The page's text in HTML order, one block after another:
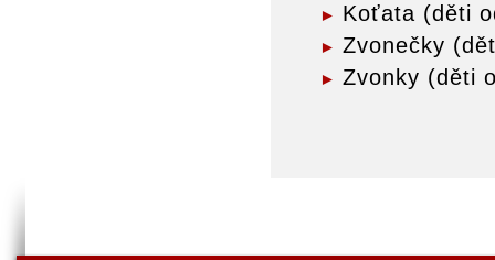
Koťata (děti
Zvonečky
Zvonky (děti